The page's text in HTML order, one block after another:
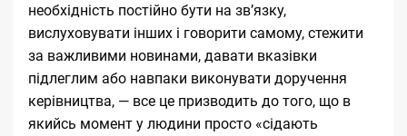
необхідність постійно бути на зв’язку,
вислуховувати інших і говорити самому, стежити
за важливими новинами, давати вказівки
підлеглим або навпаки виконувати доручення
керівництва, — все це призводить до того, що в
якийсь момент у людини просто «сідають